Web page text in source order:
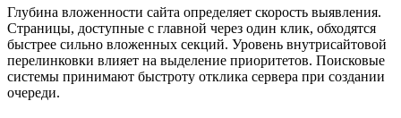
Глубина вложенности сайта определяет скорость выявления.
Страницы, доступные с главной через один клик, обходятся
быстрее сильно вложенных секций. Уровень внутрисайтовой
перелинковки влияет на выделение приоритетов. Поисковые
системы принимают быстроту отклика сервера при создании
очереди.